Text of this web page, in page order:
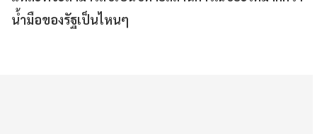
น้ำมือของรัฐเป็นไหนๆ